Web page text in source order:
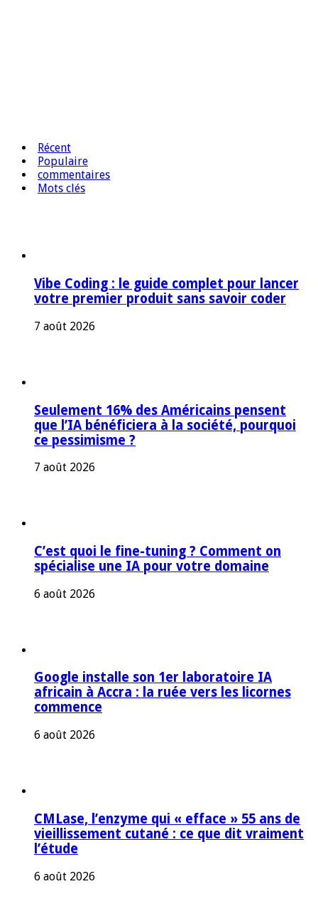
Récent
Populaire
commentaires
Mots clés
Vibe Coding : le guide complet pour lancer
votre premier produit sans savoir coder
7 août 2026
Seulement 16% des Américains pensent
que l’IA bénéficiera à la société, pourquoi
ce pessimisme ?
7 août 2026
C’est quoi le fine-tuning ? Comment on
spécialise une IA pour votre domaine
6 août 2026
Google installe son 1er laboratoire IA
africain à Accra : la ruée vers les licornes
commence
6 août 2026
CMLase, l’enzyme qui « efface » 55 ans de
vieillissement cutané : ce que dit vraiment
l’étude
6 août 2026